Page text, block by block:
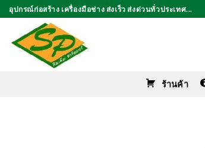
ข้าม
ไป
เนื้อหา
อุปกรณ์ก่อสร้าง เครื่องมือช่าง ส่งเร็ว ส่งด่วนทั่วประเทศ...
ร้านค้า